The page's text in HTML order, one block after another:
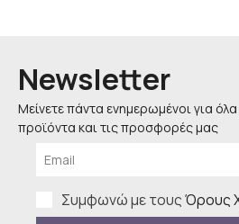
Newsletter
Μείνετε πάντα ενημερωμένοι για
προϊόντα και τις προσφορές μας
Συμφωνώ με τουςΌρους